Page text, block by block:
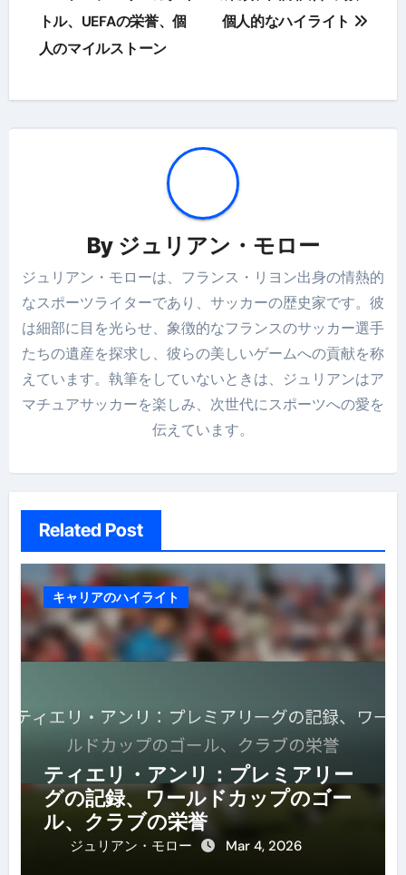
トル、UEFAの栄誉、個
人のマイルストーン
個人的なハイライト
By ジュリアン・モロー
ジュリアン・モローは、フランス・リヨン出身の情熱的
なスポーツライターであり、サッカーの歴史家です。彼
は細部に目を光らせ、象徴的なフランスのサッカー選手
たちの遺産を探求し、彼らの美しいゲームへの貢献を称
えています。執筆をしていないときは、ジュリアンはア
マチュアサッカーを楽しみ、次世代にスポーツへの愛を
伝えています。
Related Post
キャリアのハイライト
ティエリ・アンリ：プレミアリー
グの記録、ワールドカップのゴー
ル、クラブの栄誉
ジュリアン・モロー Mar 4, 2026